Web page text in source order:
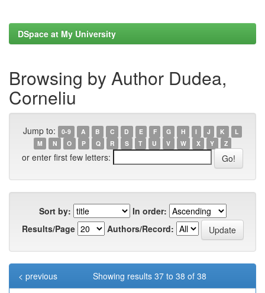
DSpace at My University
Browsing by Author Dudea,
Corneliu
Jump to: 0-9 A B C D E F G H I J K
L
M
N O P Q R S T U V W X Y Z
or enter first few letters:
Sort by:
In order:
Results/Page
Authors/Record:
Showing results 37 to 38 of 38
< previous